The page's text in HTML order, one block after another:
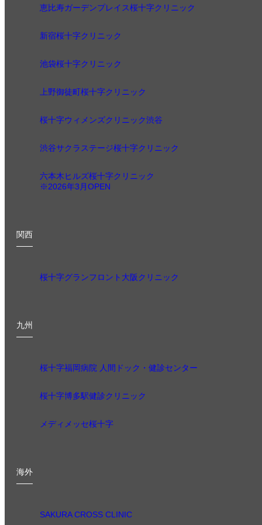
恵比寿ガーデンプレイス桜十字クリニック
新宿桜十字クリニック
池袋桜十字クリニック
上野御徒町桜十字クリニック
桜十字ウィメンズクリニック渋谷
渋谷サクラステージ桜十字クリニック
六本木ヒルズ桜十字クリニック
※2026年3月OPEN
関西
桜十字グランフロント大阪クリニック
九州
桜十字福岡病院 人間ドック・健診センター
桜十字博多駅健診クリニック
メディメッセ桜十字
海外
SAKURA CROSS CLINIC